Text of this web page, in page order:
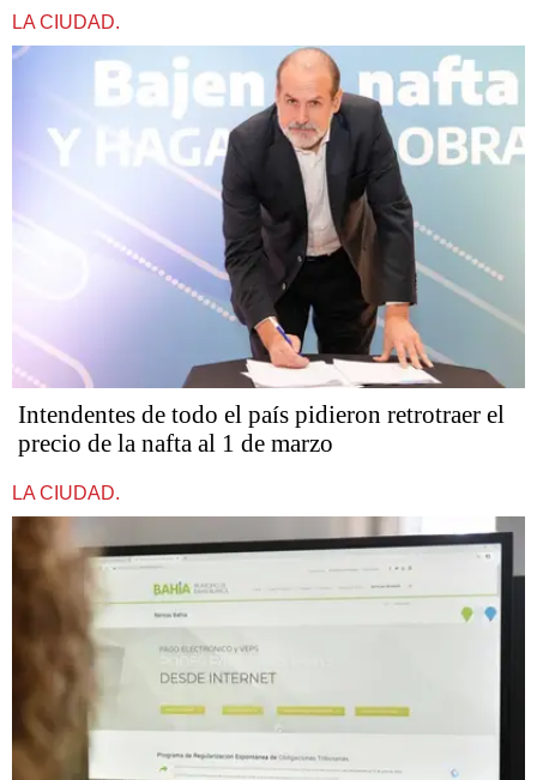
LA CIUDAD.
Intendentes de todo el país pidieron retrotraer el
precio de la nafta al 1 de marzo
LA CIUDAD.